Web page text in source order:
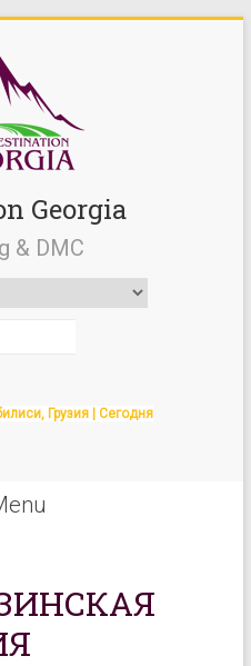
Georgia
& DMC
Грузия | Сегодня